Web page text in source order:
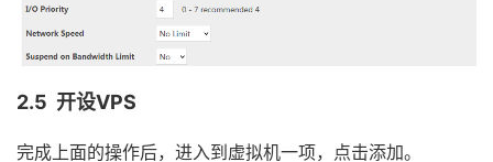
2.5 开设VPS
完成上面的操作后，进入到虚拟机一项，点击添加。